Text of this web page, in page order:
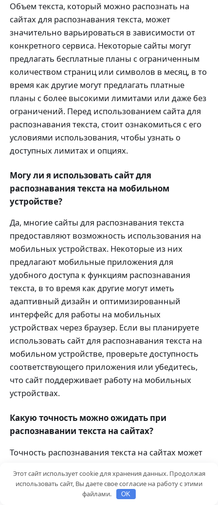
Объем текста, который можно распознать на
сайтах для распознавания текста, может
значительно варьироваться в зависимости от
конкретного сервиса. Некоторые сайты могут
предлагать бесплатные планы с ограниченным
количеством страниц или символов в месяц, в то
время как другие могут предлагать платные
планы с более высокими лимитами или даже без
ограничений. Перед использованием сайта для
распознавания текста, стоит ознакомиться с его
условиями использования, чтобы узнать о
доступных лимитах и опциях.
Могу ли я использовать сайт для
распознавания текста на мобильном
устройстве?
Да, многие сайты для распознавания текста
предоставляют возможность использования на
мобильных устройствах. Некоторые из них
предлагают мобильные приложения для
удобного доступа к функциям распознавания
текста, в то время как другие могут иметь
адаптивный дизайн и оптимизированный
интерфейс для работы на мобильных
устройствах через браузер. Если вы планируете
использовать сайт для распознавания текста на
мобильном устройстве, проверьте доступность
соответствующего приложения или убедитесь,
что сайт поддерживает работу на мобильных
устройствах.
Какую точность можно ожидать при
распознавании текста на сайтах?
Точность распознавания текста на сайтах может
изображения, языка, шриКак можно
использовать сайт для распознавания текста?
Этот сайт использует cookie для хранения данных. Продолжая
использовать сайт, Вы даете свое согласие на работу с этими
файлами.
OK